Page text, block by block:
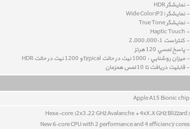
- نمايشگر HDR
- نمايشگر Wide Color(P3)
- نمايشگر True Tone
- Haptic Touch
- کنتراست 2,000,000:1
- پاسخ لمسي 120 هرتز
- ميزان روشنايي : 1000 نيت در حالت typical و 1200 نيت در حالت HDR
- قابليت دريافت تا 10 لمس همزمان
Apple A15 Bionic chip
Hexa-core (2x3.22 GHz Avalanche + 4xX.X GHz Blizzard)
New 6‑core CPU with 2 performance and 4 efficiency cores